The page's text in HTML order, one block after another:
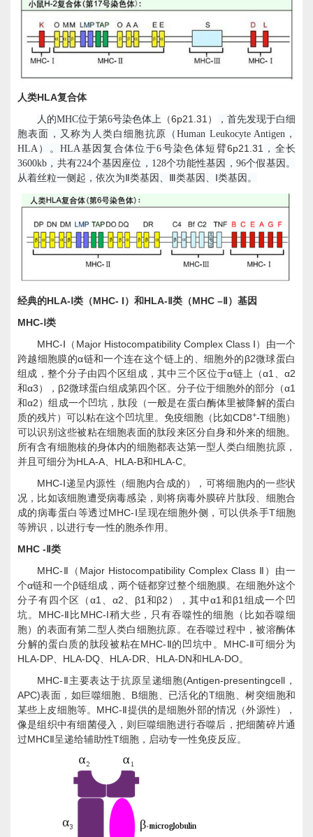
人类HLA复合体
人的MHC位于第6号染色体上 （6p21.31 ）
，首先发现于白细
胞表面，又称为人类白细胞抗原（Human Leukocyte Antigen，
HLA ）。HLA基因复合体位于6号染色体短臂6p21.31 ，全长
3600kb ，共有224个基因座位， 128个功能性基因， 96个假基因。
从着丝粒一侧起，依次为Ⅱ类基因、Ⅲ类基因、Ⅰ类基因。
经典的HLA- Ⅰ类（MHC- I ）和 HLA- Ⅱ类（MHC – Ⅱ）基因
MHC- Ⅰ类
MHC- Ⅰ（ Major Histocompatibility Complex Class
Ⅰ）由一个
跨越细胞膜的α链和一个连在这个链上的、细胞外的 β2微球蛋白
组成，整个分子由四个区组成，其中三个区位于α链上（α1 、α2
和α3 ）， β2微球蛋白组成第四个区。分子位于细胞外的部分（α1
和α2 ）组成一个凹坑，肽段（一般是在蛋白酶体里被降解的蛋白
质的残片）可以粘在这个凹坑里。免疫细胞（比如CD8+-T细胞）
可以识别这些被粘在细胞表面的肽段来区分自身和外来的细胞。
所有含有细胞核的身体内的细胞都表达第一型人类白细胞抗原，
并且可细分为HLA-A、 HLA-B和 HLA-C。
MHC- Ⅰ递呈内源性（细胞内合成的），可将细胞内的一些状
况，比如该细胞遭受病毒感染，则将病毒外膜碎片肽段、细胞合
成的病毒蛋白等透过MHC- Ⅰ呈现在细胞外侧，可以供杀手T细胞
等辨识，以进行专一性的胞杀作用。
MHC - Ⅱ类
MHC- Ⅱ（ Major Histocompatibility Complex Class
Ⅱ）由一
个α链和一个β链组成，两个链都穿过整个细胞膜。在细胞外这个
分子有四个区（α1 、 α2 、 β1 和 β2 ），其中 α1 和 β1 组成一个凹
坑。 MHC- Ⅱ比 MHC-I稍大些，只有吞噬性的细胞（比如吞噬细
胞）的表面有第二型人类白细胞抗原。在吞噬过程中，被溶酶体
分解的蛋白质的肽段被粘在MHC- Ⅱ的凹坑中。 MHC- Ⅱ可细分为
HLA-DP、 HLA-DQ、 HLA-DR、 HLA-DN和 HLA-DO。
MHC- Ⅱ主要表达于抗原呈递细胞(Antigen-presentingcell ，
APC)表面，如巨噬细胞、 B细胞、已活化的T细胞、树突细胞和
某些上皮细胞等。 MHC- Ⅱ提供的是细胞外部的情况（外源性），
像是组织中有细菌侵入，则巨噬细胞进行吞噬后，把细菌碎片通
过MHC Ⅱ呈递给辅助性T细胞，启动专一性免疫反应。